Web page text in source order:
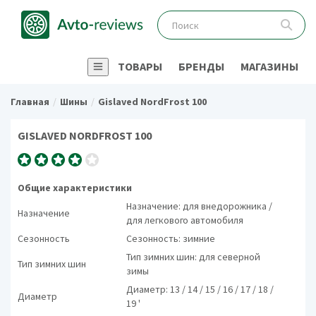
ТОВАРЫ БРЕНДЫ МАГАЗИНЫ
Главная Шины Gislaved NordFrost 100
GISLAVED NORDFROST 100
Общие характеристики
Назначение
Назначение: для внедорожника /
для легкового автомобиля
Сезонность
Сезонность: зимние
Тип зимних шин
Тип зимних шин: для северной
зимы
Диаметр
Диаметр: 13 / 14 / 15 / 16 / 17 / 18 /
19 '